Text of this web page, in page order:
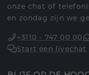
onze chat of
en zondag zijn we
+3110 - 747 00 00
Start een livechat